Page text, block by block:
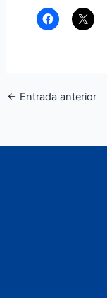
← Entrada anterior